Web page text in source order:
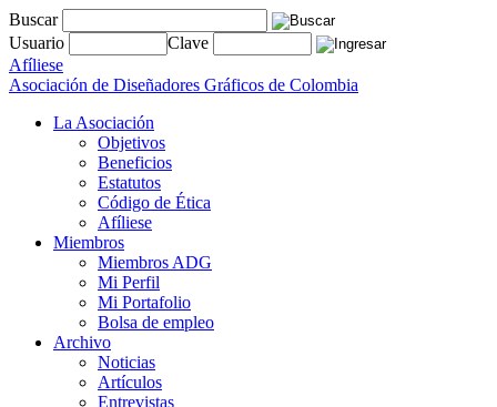
Buscar
Usuario
Clave
Afíliese
Asociación de Diseñadores Gráficos de Colombia
La Asociación
Objetivos
Beneficios
Estatutos
Código de Ética
Afíliese
Miembros
Miembros ADG
Mi Perfil
Mi Portafolio
Bolsa de empleo
Archivo
Noticias
Artículos
Entrevistas